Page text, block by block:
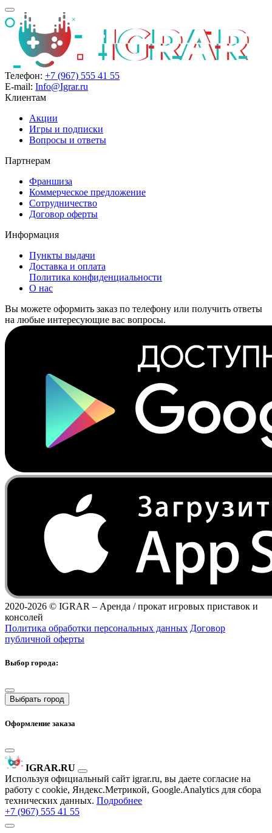
Телефон: +7 (967) 555 41 55
E-mail: Info@Igrar.ru
Клиентам
Акции
Игры и подписки
Вопросы и ответы
Партнерам
Франшиза
Коммерческое предложение
Сотрудничество
Договор оферты
Информация
Пункты выдачи
Доставка и оплата
Политика конфиденциальности
О нас
Вы можете оформить заказ по телефону или получить ответы
на любые интересующие вас вопросы.
2020-2026 © IGRAR – Аренда / прокат игровых приставок и
консолей
Политика обработки персональных данных Договор
публичной оферты
Выбор города:
Выбрать город
Оформление заказа
IGRAR.RU
Используя официальный сайт igrar.ru, вы даете согласие на
работу с cookie, Яндекс.Метрикой, Google.Analytics для сбора
технических данных. Подробнее
+7 (967) 555 41 55